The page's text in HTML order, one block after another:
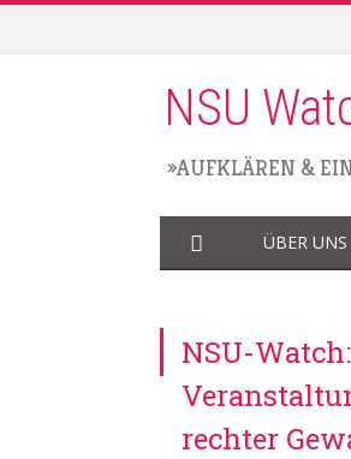
NSU
»AUFKLÄREN &
ÜBER UNS
NSU-
rechter